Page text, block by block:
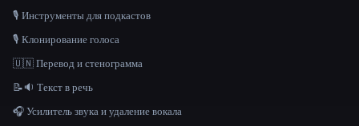
🎙️ Инструменты для подкастов
🎙️ Клонирование голоса
🇺🇳 Перевод и стенограмма
📝🔉 Текст в речь
🎧 Усилитель звука и удаление вокала